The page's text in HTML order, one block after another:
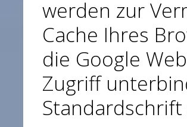
werden zur
Cache Ihres
die Google
Zugriff